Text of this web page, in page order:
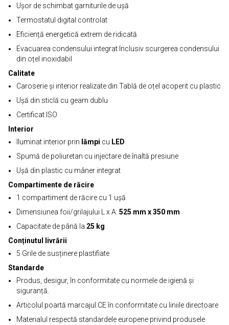
Ușor de schimbat garniturile de ușă
Termostatul digital controlat
Eficiență energetică extrem de ridicată
Evacuarea condensului integrat Inclusiv scurgerea condensului
din oțel inoxidabil
Calitate
Caroserie și interior realizate din Tablă de oțel acoperit cu plastic
Ușă din sticlă cu geam dublu
Certificat ISO
Interior
Iluminat interior prin lămpi cu LED
Spumă de poliuretan cu injectare de înaltă presiune
Ușă din plastic cu mâner integrat
Compartimente de răcire
1 compartiment de răcire cu 1 ușă
Dimensiunea foii/grilajului L x A: 525 mm x 350 mm
Capacitate de până la 25 kg
Conținutul livrării
5 Grile de susținere plastifiate
Standarde
Produs, desigur, în conformitate cu normele de igienă și
siguranță.
Articolul poartă marcajul CE în conformitate cu liniile directoare
Materialul respectă standardele europene privind produsele